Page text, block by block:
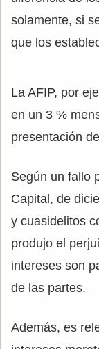
solamente, si
que los
La AFIP, por
en un 3 %
presentación
Según un fallo
Capital, de
y cuasidelitos
produjo el
intereses son
de las partes.
Además, es